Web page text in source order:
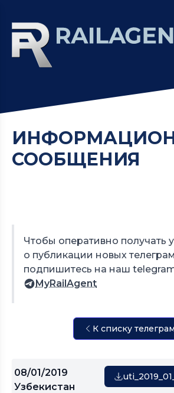
СООБЩЕНИЯ
Чтобы оперативно получать
о публикации новых
подпишитесь на наш
MyRailAgent
К списку
08/01/2019
Узбекистан